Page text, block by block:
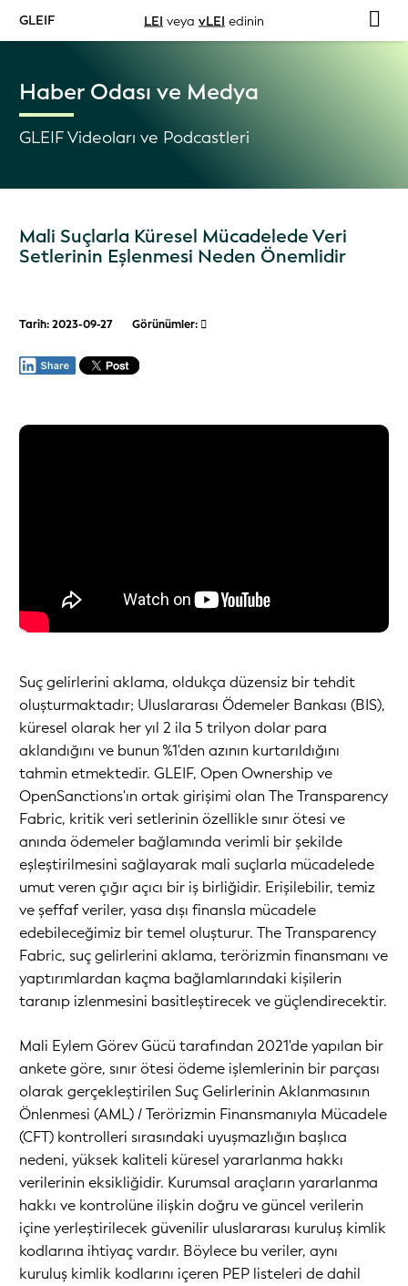
GLEIF LEI veya vLEI edinin
Haber Odası ve Medya
GLEIF Videoları ve Podcastleri
Mali Suçlarla Küresel Mücadelede Veri
Setlerinin Eşlenmesi Neden Önemlidir
Tarih: 2023-09-27 Görünümler:
Suç gelirlerini aklama, oldukça düzensiz bir tehdit
oluşturmaktadır; Uluslararası Ödemeler Bankası (BIS),
küresel olarak her yıl 2 ila 5 trilyon dolar para
aklandığını ve bunun %1'den azının kurtarıldığını
tahmin etmektedir. GLEIF, Open Ownership ve
OpenSanctions'ın ortak girişimi olan The Transparency
Fabric, kritik veri setlerinin özellikle sınır ötesi ve
anında ödemeler bağlamında verimli bir şekilde
eşleştirilmesini sağlayarak mali suçlarla mücadelede
umut veren çığır açıcı bir iş birliğidir. Erişilebilir, temiz
ve şeffaf veriler, yasa dışı finansla mücadele
edebileceğimiz bir temel oluşturur. The Transparency
Fabric, suç gelirlerini aklama, terörizmin finansmanı ve
yaptırımlardan kaçma bağlamlarındaki kişilerin
taranıp izlenmesini basitleştirecek ve güçlendirecektir.
Mali Eylem Görev Gücü tarafından 2021'de yapılan bir
ankete göre, sınır ötesi ödeme işlemlerinin bir parçası
olarak gerçekleştirilen Suç Gelirlerinin Aklanmasının
Önlenmesi (AML) / Terörizmin Finansmanıyla Mücadele
(CFT) kontrolleri sırasındaki uyuşmazlığın başlıca
nedeni, yüksek kaliteli küresel yararlanma hakkı
verilerinin eksikliğidir. Kurumsal araçların yararlanma
hakkı ve kontrolüne ilişkin doğru ve güncel verilerin
içine yerleştirilecek güvenilir uluslararası kuruluş kimlik
kodlarına ihtiyaç vardır. Böylece bu veriler, aynı
kuruluş kimlik kodlarını içeren PEP listeleri de dahil